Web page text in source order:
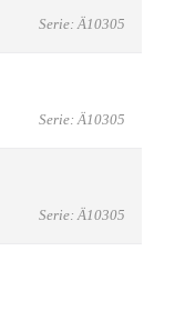
Serie: Ä10305
Serie: Ä10305
Serie: Ä10305